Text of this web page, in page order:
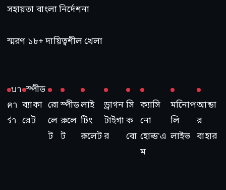
সহায়তা বাংলা নির্দেশনা
স্মরণ ১৮+ দায়িত্বশীল খেলা
บา
คา
ร่า
স্পীড
ব্যাকা
রেট
রো
লে
ট
স্পীড
রুলে
ট
লাই
টিং
রুলেট
ড্রাগন
টাইগা
র
সি
ক
বো
ক্যাসি
নো
হোল্ড'এ
ম
মনিোপ
লি
লাইভ
আন্ডা
র
বাহার